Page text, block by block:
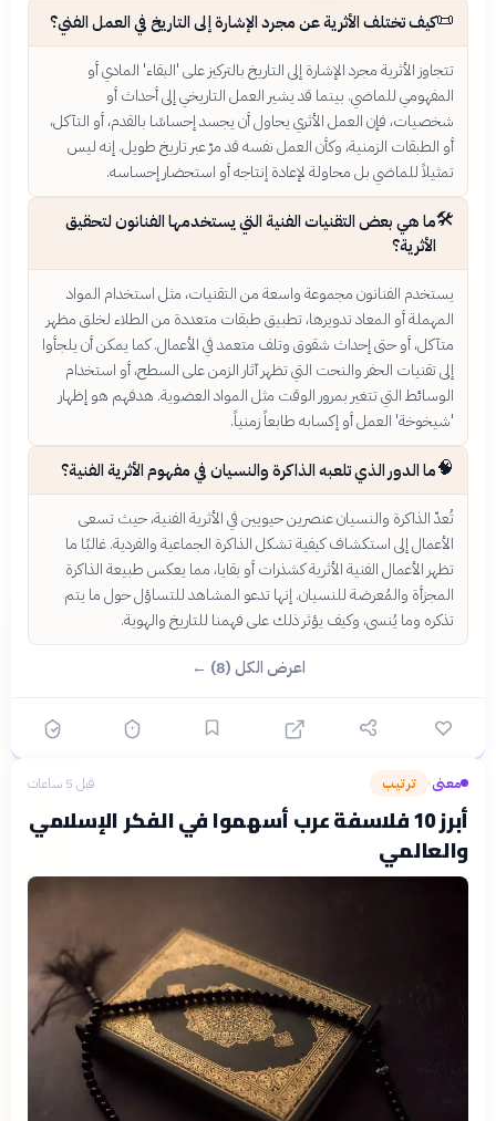
📜كيف تختلف الأثرية عن مجرد الإشارة إلى التاريخ في العمل الفني؟
تتجاوز الأثرية مجرد الإشارة إلى التاريخ بالتركيز على 'البقاء' المادي أو
المفهومي للماضي. بينما قد يشير العمل التاريخي إلى أحداث أو
شخصيات، فإن العمل الأثري يحاول أن يجسد إحساسًا بالقدم، أو التآكل،
أو الطبقات الزمنية، وكأن العمل نفسه قد مرّ عبر تاريخ طويل. إنه ليس
تمثيلاً للماضي بل محاولة لإعادة إنتاجه أو استحضار إحساسه.
🛠️ما هي بعض التقنيات الفنية التي يستخدمها الفنانون لتحقيق
الأثرية؟
يستخدم الفنانون مجموعة واسعة من التقنيات، مثل استخدام المواد
المهملة أو المعاد تدويرها، تطبيق طبقات متعددة من الطلاء لخلق مظهر
متآكل، أو حتى إحداث شقوق وتلف متعمد في الأعمال. كما يمكن أن يلجأوا
إلى تقنيات الحفر والنحت التي تظهر آثار الزمن على السطح، أو استخدام
الوسائط التي تتغير بمرور الوقت مثل المواد العضوية. هدفهم هو إظهار
'شيخوخة' العمل أو إكسابه طابعاً زمنياً.
🧠ما الدور الذي تلعبه الذاكرة والنسيان في مفهوم الأثرية الفنية؟
تُعدّ الذاكرة والنسيان عنصرين حيويين في الأثرية الفنية، حيث تسعى
الأعمال إلى استكشاف كيفية تشكل الذاكرة الجماعية والفردية. غالبًا ما
تظهر الأعمال الفنية الأثرية كشذرات أو بقايا، مما يعكس طبيعة الذاكرة
المجزأة والمُعرضة للنسيان. إنها تدعو المشاهد للتساؤل حول ما يتم
تذكره وما يُنسى، وكيف يؤثر ذلك على فهمنا للتاريخ والهوية.
اعرض الكل (8) ←
معنى› ترتيب قبل 5 ساعات
أبرز 10 فلاسفة عرب أسهموا في الفكر الإسلامي
والعالمي